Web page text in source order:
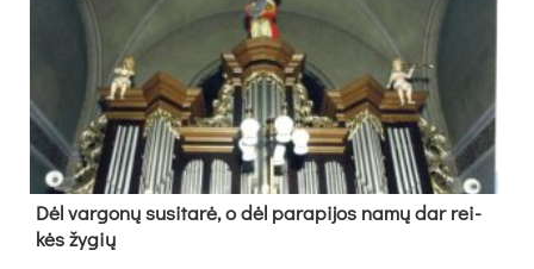
Dėl var­go­nų su­si­ta­rė, o dėl pa­ra­pi­jos na­mų dar rei­
kės žy­gių